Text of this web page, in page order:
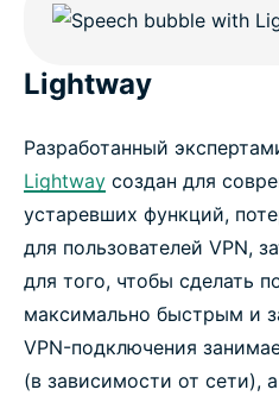
Lightway
Разработанный
Lightway создан для
устаревших функций,
для пользователей VPN,
для того, чтобы сделать
максимально быстрым и
VPN-подключения
(в зависимости от сети),